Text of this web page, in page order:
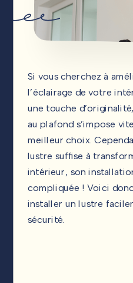
Si vous cherchez à
l’éclairage de votre
une touche
au plafond s’impose
meilleur choix.
lustre suffise à
intérieur, son
compliquée ! Voici
installer un lustre
sécurité.